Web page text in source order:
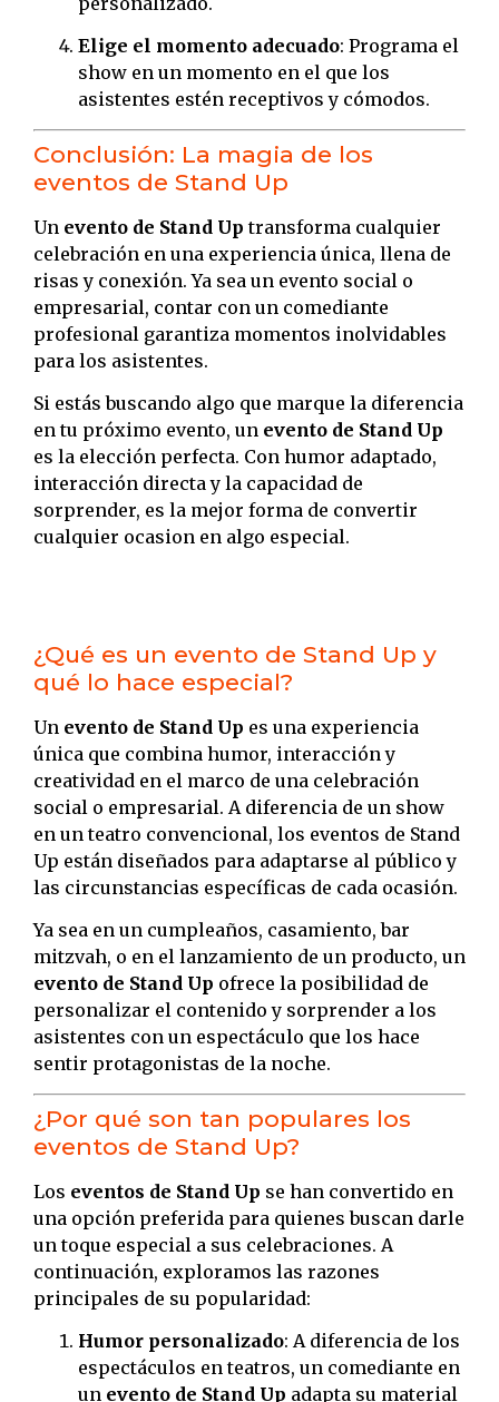
Elige el momento adecuado: Programa el
show en un momento en el que los
asistentes estén receptivos y cómodos.
Conclusión: La magia de los
eventos de Stand Up
Un evento de Stand Up transforma cualquier
celebración en una experiencia única, llena de
risas y conexión. Ya sea un evento social o
empresarial, contar con un comediante
profesional garantiza momentos inolvidables
para los asistentes.
Si estás buscando algo que marque la diferencia
en tu próximo evento, un evento de Stand Up
es la elección perfecta. Con humor adaptado,
interacción directa y la capacidad de
sorprender, es la mejor forma de convertir
cualquier ocasion en algo especial.
¿Qué es un evento de Stand Up y
qué lo hace especial?
Un evento de Stand Up es una experiencia
única que combina humor, interacción y
creatividad en el marco de una celebración
social o empresarial. A diferencia de un show
en un teatro convencional, los eventos de Stand
Up están diseñados para adaptarse al público y
las circunstancias específicas de cada ocasión.
Ya sea en un cumpleaños, casamiento, bar
mitzvah, o en el lanzamiento de un producto, un
evento de Stand Up ofrece la posibilidad de
personalizar el contenido y sorprender a los
asistentes con un espectáculo que los hace
sentir protagonistas de la noche.
¿Por qué son tan populares los
eventos de Stand Up?
Los eventos de Stand Up se han convertido en
una opción preferida para quienes buscan darle
un toque especial a sus celebraciones. A
continuación, exploramos las razones
principales de su popularidad:
Humor personalizado: A diferencia de los
espectáculos en teatros, un comediante en
un evento de Stand Up adapta su material